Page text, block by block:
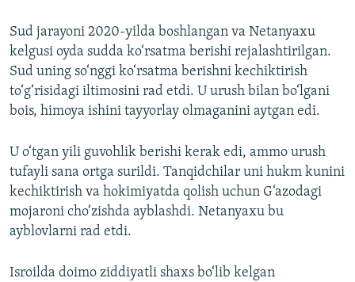
Sud jarayoni 2020-yilda boshlangan va Netanyaxu
kelgusi oyda sudda ko‘rsatma berishi rejalashtirilgan.
Sud uning so‘nggi ko‘rsatma berishni kechiktirish
to‘g‘risidagi iltimosini rad etdi. U urush bilan bo‘lgani
bois, himoya ishini tayyorlay olmaganini aytgan edi.
U o‘tgan yili guvohlik berishi kerak edi, ammo urush
tufayli sana ortga surildi. Tanqidchilar uni hukm kunini
kechiktirish va hokimiyatda qolish uchun G‘azodagi
mojaroni cho‘zishda ayblashdi. Netanyaxu bu
ayblovlarni rad etdi.
Isroilda doimo ziddiyatli shaxs bo‘lib kelgan